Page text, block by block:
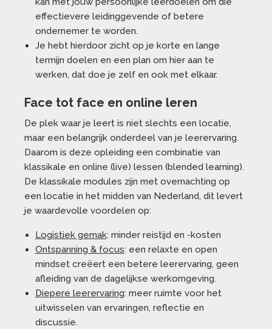
effectievere leidinggevende of betere
ondernemer te worden.
Je hebt hierdoor zicht op je korte en lange
termijn doelen en een plan om hier aan te
werken, dat doe je zelf en ook met elkaar.
Face tot face en online leren
De plek waar je leert is niet slechts een locatie,
maar een belangrijk onderdeel van je leerervaring.
Daarom is deze opleiding een combinatie van
klassikale en online (live) lessen (blended learning).
De klassikale modules zijn met overnachting op
een locatie in het midden van Nederland, dit levert
je waardevolle voordelen op:
Logistiek gemak: minder reistijd en -kosten
Ontspanning & focus: een relaxte en open
mindset creëert een betere leerervaring, geen
afleiding van de dagelijkse werkomgeving.
Diepere leerervaring: meer ruimte voor het
uitwisselen van ervaringen, reflectie en
discussie.